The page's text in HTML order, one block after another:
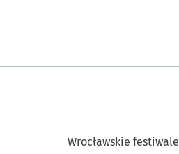
Wrocławskie festiwale